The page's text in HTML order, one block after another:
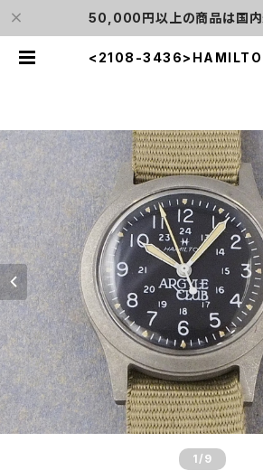
50,000円以上の商品は国内
<2108-
1 /9